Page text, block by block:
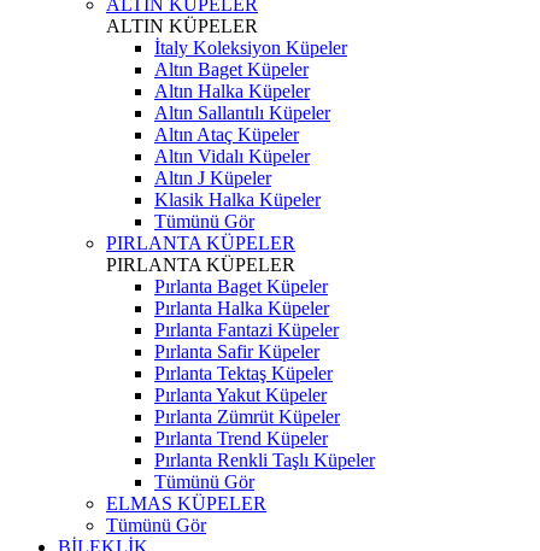
ALTIN KÜPELER
ALTIN KÜPELER
İtaly Koleksiyon Küpeler
Altın Baget Küpeler
Altın Halka Küpeler
Altın Sallantılı Küpeler
Altın Ataç Küpeler
Altın Vidalı Küpeler
Altın J Küpeler
Klasik Halka Küpeler
Tümünü Gör
PIRLANTA KÜPELER
PIRLANTA KÜPELER
Pırlanta Baget Küpeler
Pırlanta Halka Küpeler
Pırlanta Fantazi Küpeler
Pırlanta Safir Küpeler
Pırlanta Tektaş Küpeler
Pırlanta Yakut Küpeler
Pırlanta Zümrüt Küpeler
Pırlanta Trend Küpeler
Pırlanta Renkli Taşlı Küpeler
Tümünü Gör
ELMAS KÜPELER
Tümünü Gör
BİLEKLİK